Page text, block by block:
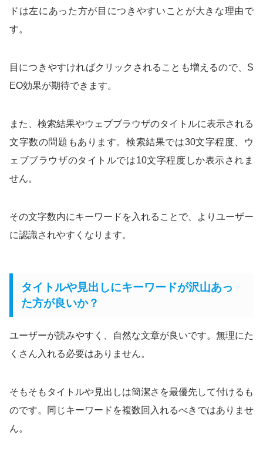
ドは左にあった方が目につきやすいことが大きな理由で
す。
目につきやすければクリックされることも増えるので、S
EO効果が期待できます。
また、検索結果やウェブブラウザのタイトルに表示される
文字数の問題もあります。検索結果では30文字程度、ウ
ェブブラウザのタイトルでは10文字程度しか表示されま
せん。
その文字数内にキーワードを入れることで、よりユーザー
に認識されやすくなります。
タイトルや見出しにキーワードが沢山あっ
た方が良いか？
ユーザーが読みやすく、自然な文章が良いです。無理にた
くさん入れる必要はありません。
そもそもタイトルや見出しは簡潔さを最優先して付けるも
のです。同じキーワードを複数回入れるべきではありませ
ん。